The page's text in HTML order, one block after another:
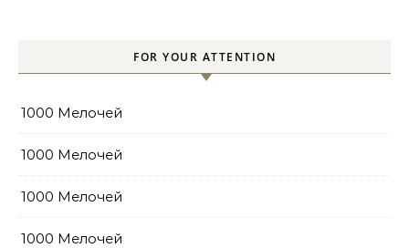
FOR YOUR ATTENTION
1000 Мелочей
1000 Мелочей
1000 Мелочей
1000 Мелочей